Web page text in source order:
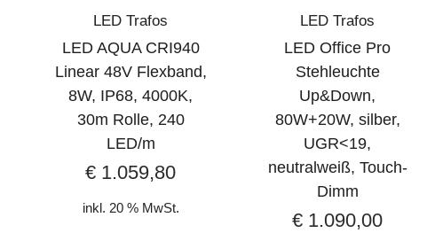
LED Trafos
LED AQUA CRI940
Linear 48V Flexband,
8W, IP68, 4000K,
30m Rolle, 240
LED/m
€ 1.059,80
inkl. 20 % MwSt.
LED Trafos
LED Office Pro
Stehleuchte
Up&Down,
80W+20W, silber,
UGR<19,
neutralweiß, Touch-
Dimm
€ 1.090,00